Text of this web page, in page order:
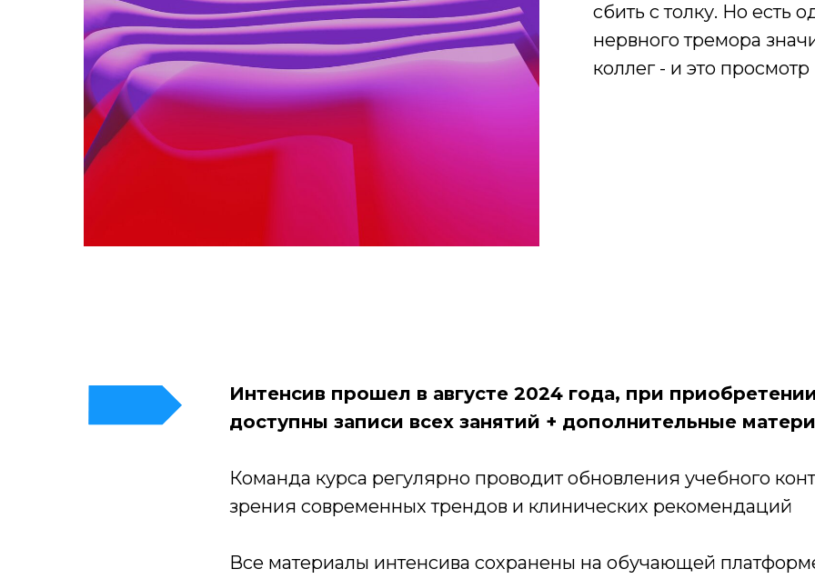
сбить с толку. Но есть
нервного тремора
коллег - и это
Интенсив прошел в августе 2024 года, при
доступны записи всех занятий + дополнительные
Команда курса регулярно проводит обновления учебного
зрения современных трендов и клинических рекомендаций
Все материалы интенсива сохранены на обучающей